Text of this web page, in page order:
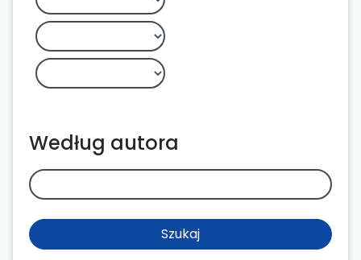
Według autora
Szukaj